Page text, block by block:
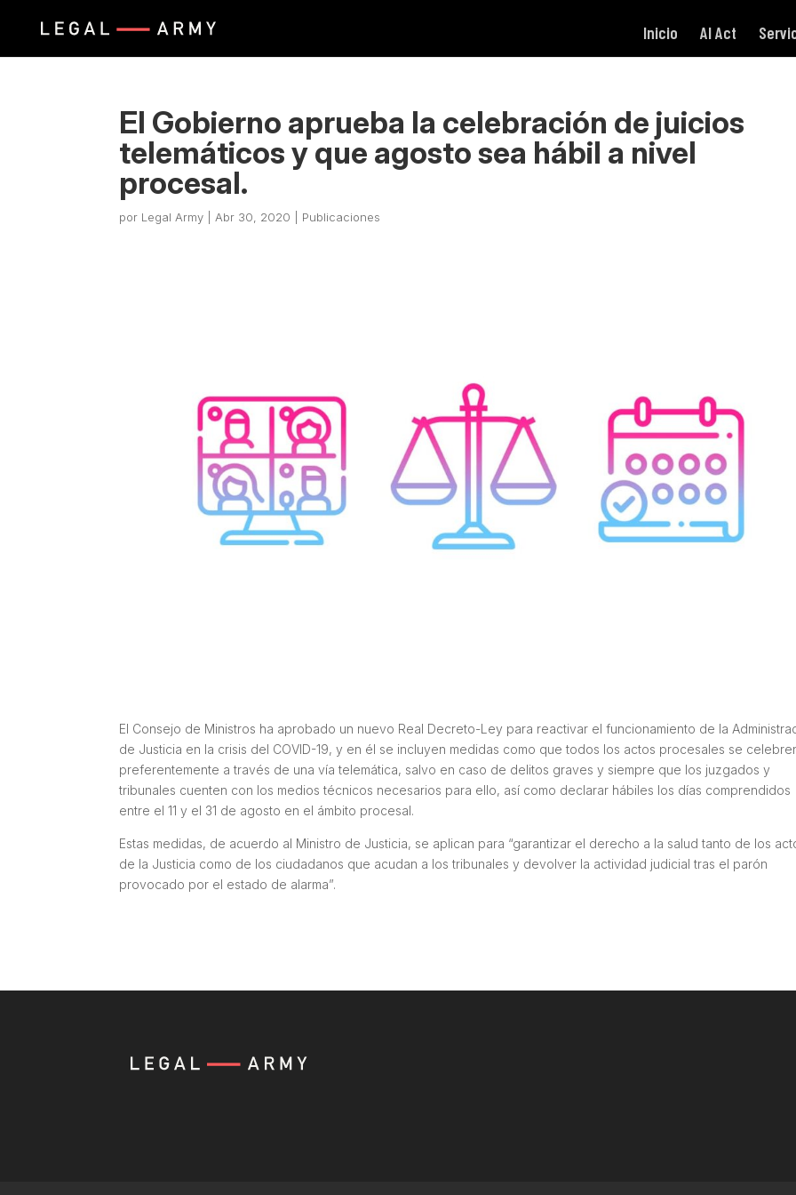
Inicio AI Act
El Gobierno aprueba la celebración de juicios
telemáticos y que agosto sea hábil a nivel
procesal.
por Legal Army Abr 30, 2020 Publicaciones
El Consejo de Ministros ha aprobado un nuevo Real Decreto-Ley para reactivar el funcionamiento de la
de Justicia en la crisis del COVID-19, y en él se incluyen medidas como que todos los actos procesales se
preferentemente a través de una vía telemática, salvo en caso de delitos graves y siempre que los juzgados y
tribunales cuenten con los medios técnicos necesarios para ello, así como declarar hábiles los días comprendidos
entre el 11 y el 31 de agosto en el ámbito procesal.
Estas medidas, de acuerdo al Ministro de Justicia, se aplican para “garantizar el derecho a la salud tanto de los
de la Justicia como de los ciudadanos que acudan a los tribunales y devolver la actividad judicial tras el parón
provocado por el estado de alarma”.